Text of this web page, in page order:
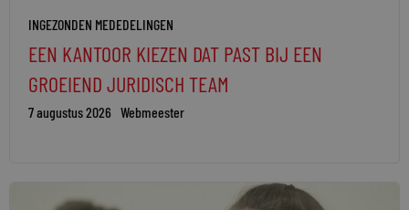
INGEZONDEN MEDEDELINGEN
EEN KANTOOR KIEZEN DAT PAST BIJ EEN
GROEIEND JURIDISCH TEAM
7 augustus 2026 Webmeester